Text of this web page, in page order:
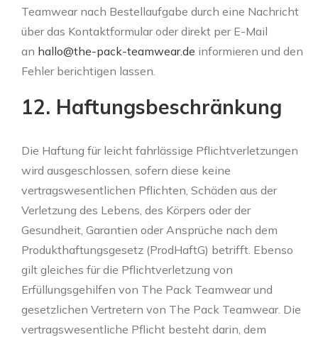
Teamwear nach Bestellaufgabe durch eine Nachricht
über das Kontaktformular oder direkt per E-Mail
an hallo@the-pack-teamwear.de informieren und den
Fehler berichtigen lassen.
12. Haftungsbeschränkung
Die Haftung für leicht fahrlässige Pflichtverletzungen
wird ausgeschlossen, sofern diese keine
vertragswesentlichen Pflichten, Schäden aus der
Verletzung des Lebens, des Körpers oder der
Gesundheit, Garantien oder Ansprüche nach dem
Produkthaftungsgesetz (ProdHaftG) betrifft. Ebenso
gilt gleiches für die Pflichtverletzung von
Erfüllungsgehilfen von The Pack Teamwear und
gesetzlichen Vertretern von The Pack Teamwear. Die
vertragswesentliche Pflicht besteht darin, dem